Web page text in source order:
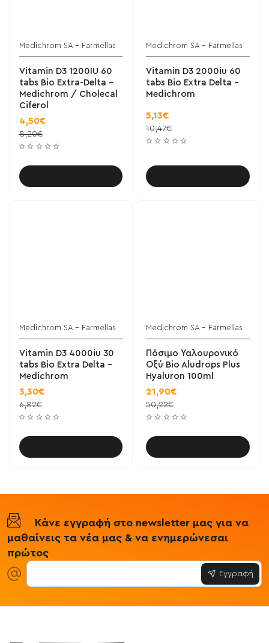
Medichrom SA - Farmellas
Vitamin D3 1200IU 60
tabs Bio Extra-Delta -
Medichrom / Cholecal
Ciferol
4,50€
8,20€
Medichrom SA - Farmellas
Vitamin D3 2000iu 60
tabs Bio Extra Delta -
Medichrom
5,13€
10,47€
Medichrom SA - Farmellas
Vitamin D3 4000iu 30
tabs Bio Extra Delta -
Medichrom
3,30€
6,82€
Medichrom SA - Farmellas
Πόσιμο Υαλουρονικό
Οξύ Bio Aludrops Plus
Hyaluron 100ml
21,90€
50,22€
Κάνε εγγραφή στο newsletter μας για να
μαθαίνεις τα νέα μας & να ενημερώνεσαι
πρώτος
Εγγραφή